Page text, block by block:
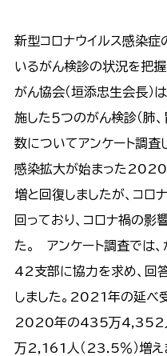
新型コロナウイルス感染
いるがん検診の状況を把
がん協会（垣添忠生会長
施した５つのがん検診（肺
数についてアンケート調査
感染拡大が始まった
増と回復しましたが、コ
回っており、コロナ禍の影
た。 アンケート調査では、
42支部に協力を求め、回
しました。2021年の延
2020年の435万4,352
万2,161人（23.5％）増